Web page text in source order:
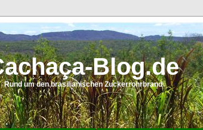
Blog.de
Rund um den brasilianischen Zuckerrohrbrand